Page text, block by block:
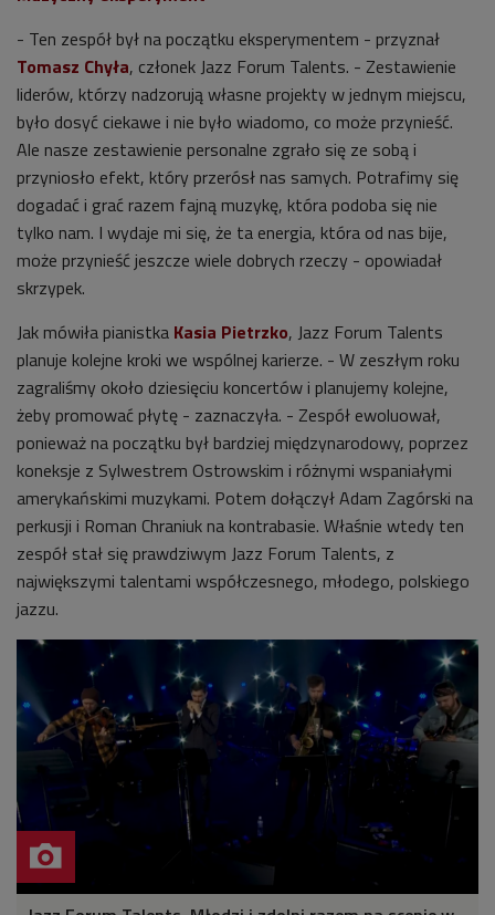
- Ten zespół był na początku eksperymentem - przyznał
Tomasz Chyła, członek Jazz Forum Talents. - Zestawienie
liderów, którzy nadzorują własne projekty w jednym miejscu,
było dosyć ciekawe i nie było wiadomo, co może przynieść.
Ale nasze zestawienie personalne zgrało się ze sobą i
przyniosło efekt, który przerósł nas samych. Potrafimy się
dogadać i grać razem fajną muzykę, która podoba się nie
tylko nam. I wydaje mi się, że ta energia, która od nas bije,
może przynieść jeszcze wiele dobrych rzeczy - opowiadał
skrzypek.
Jak mówiła pianistka Kasia Pietrzko, Jazz Forum Talents
planuje kolejne kroki we wspólnej karierze. - W zeszłym roku
zagraliśmy około dziesięciu koncertów i planujemy kolejne,
żeby promować płytę - zaznaczyła. - Zespół ewoluował,
ponieważ na początku był bardziej międzynarodowy, poprzez
koneksje z Sylwestrem Ostrowskim i różnymi wspaniałymi
amerykańskimi muzykami. Potem dołączył Adam Zagórski na
perkusji i Roman Chraniuk na kontrabasie. Właśnie wtedy ten
zespół stał się prawdziwym Jazz Forum Talents, z
największymi talentami współczesnego, młodego, polskiego
jazzu.